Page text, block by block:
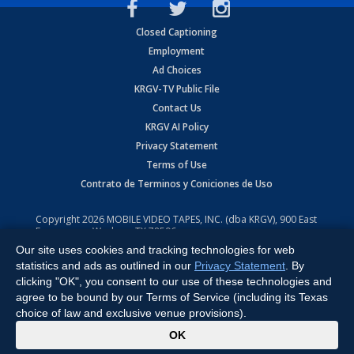
Closed Captioning
Employment
Ad Choices
KRGV-TV Public File
Contact Us
KRGV AI Policy
Privacy Statement
Terms of Use
Contrato de Terminos y Coniciones de Uso
Copyright2026 MOBILE VIDEO TAPES, INC. (dba KRGV), 900 East
Expressway, Weslaco, TX 78596.
All Rights Reserved. Powered by:Ruby Shore Software
Our site uses cookies and tracking technologies for web
statistics and ads as outlined in our Privacy Statement . By
clicking "OK", you consent to our use of these technologies and
agree to be bound by our Terms of Service (including its Texas
choice of law and exclusive venue provisions).
OK